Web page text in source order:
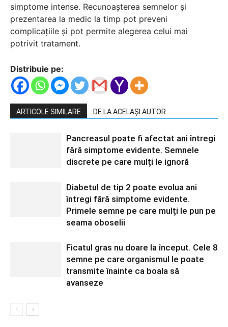
simptome intense. Recunoașterea semnelor și
prezentarea la medic la timp pot preveni
complicațiile și pot permite alegerea celui mai
potrivit tratament.
Distribuie pe:
ARTICOLE SIMILARE DE LA ACELAȘI AUTOR
Pancreasul poate fi afectat ani întregi
fără simptome evidente. Semnele
discrete pe care mulți le ignoră
Diabetul de tip 2 poate evolua ani
întregi fără simptome evidente.
Primele semne pe care mulți le pun pe
seama oboselii
Ficatul gras nu doare la început. Cele 8
semne pe care organismul le poate
transmite înainte ca boala să
avanseze